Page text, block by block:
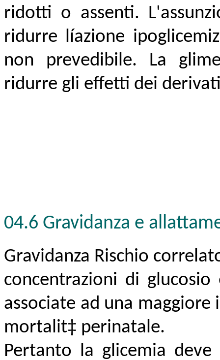
ridotti o assenti.
ridurre líazione
non prevedibile. La
ridurre gli effetti dei
04.6 Gravidanza e
Gravidanza Rischio
concentrazioni di
associate ad una
mortalit‡ perinatale.
Pertanto la glicemia